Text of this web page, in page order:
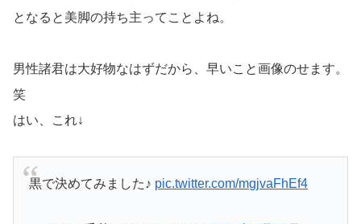
となると美脚の持ち主ってことよね。
男性諸君は大好物なはずだから、早いこと画像のせます。
笑
はい、これ↓
黒で決めてみました♪ pic.twitter.com/mgjvaFhEf4